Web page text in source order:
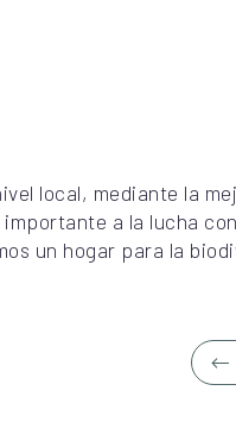
local, mediante la
a la lucha
un hogar para la